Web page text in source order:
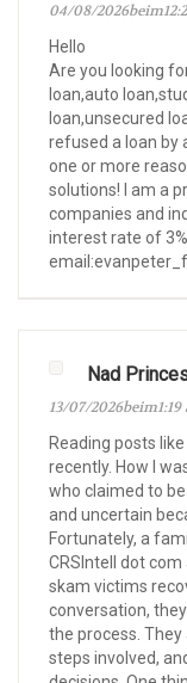
04/08/
Hello
Are you looking
loan,auto
loan,unsecured
refused a loan by
one or more
solutions! I am a
companies and
interest rate of
Nad
13/07/2026beim1:19
Reading posts
recently. How I
who claimed to
and uncertain
Fortunately, a
CRSIntell dot
skam victims
conversation,
the process.
steps involved,